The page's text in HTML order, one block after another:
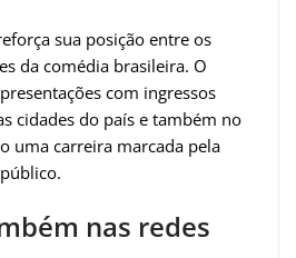
sua posição entre os
da comédia brasileira. O
com ingressos
cidades do país e também no
uma carreira marcada pela
nas redes